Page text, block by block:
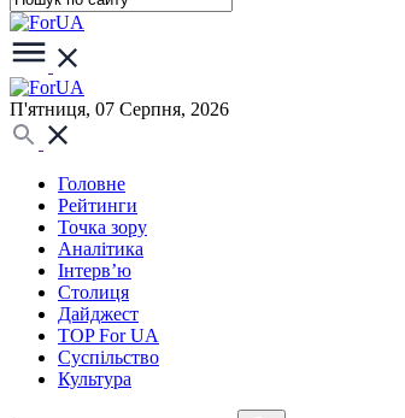
П'ятниця, 07 Серпня, 2026
Головне
Рейтинги
Точка зору
Аналітика
Інтерв’ю
Столиця
Дайджест
TOP For UA
Суспiльство
Культура